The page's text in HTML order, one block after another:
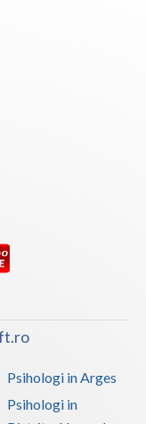
Psihologi in Arges
Psihologi in